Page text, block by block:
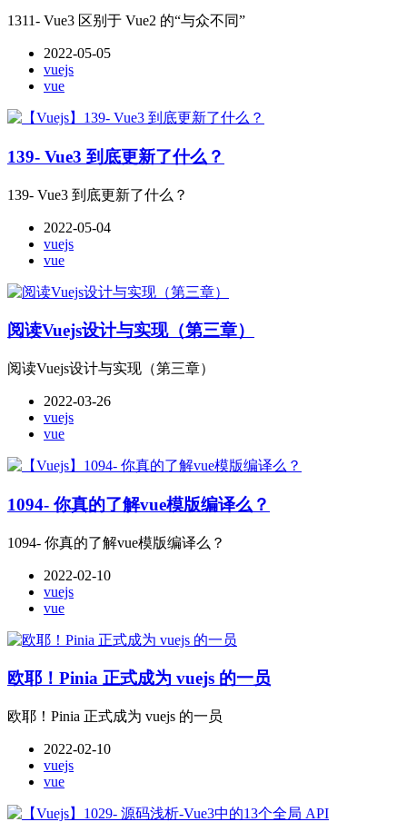
1311- Vue3 区别于 Vue2 的“与众不同”
2022-05-05
vuejs
vue
139- Vue3 到底更新了什么？
139- Vue3 到底更新了什么？
2022-05-04
vuejs
vue
阅读Vuejs设计与实现（第三章）
阅读Vuejs设计与实现（第三章）
2022-03-26
vuejs
vue
1094- 你真的了解vue模版编译么？
1094- 你真的了解vue模版编译么？
2022-02-10
vuejs
vue
欧耶！Pinia 正式成为 vuejs 的一员
欧耶！Pinia 正式成为 vuejs 的一员
2022-02-10
vuejs
vue